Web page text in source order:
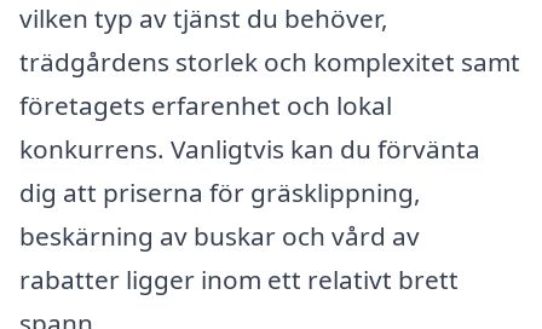
vilken typ av tjänst du behöver,
trädgårdens storlek och komplexitet samt
företagets erfarenhet och lokal
konkurrens. Vanligtvis kan du förvänta
dig att priserna för gräsklippning,
beskärning av buskar och vård av
rabatter ligger inom ett relativt brett